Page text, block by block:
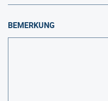
BEMERKUNG